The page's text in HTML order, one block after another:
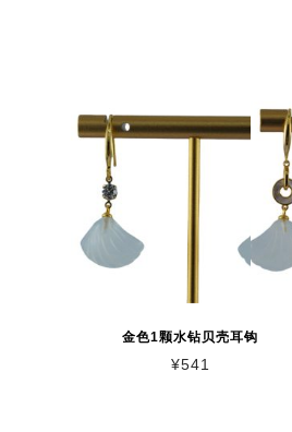
金色1颗水钻贝壳耳钩
¥541